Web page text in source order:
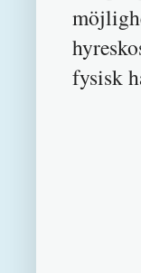
fysisk